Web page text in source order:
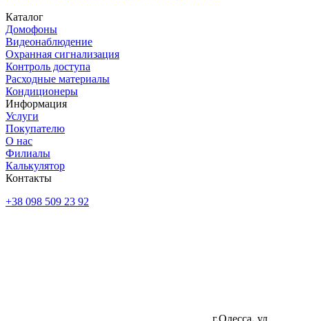
Каталог
Домофоны
Видеонаблюдение
Охранная сигнализация
Контроль доступа
Расходные материалы
Кондиционеры
Информация
Услуги
Покупателю
О нас
Филиалы
Калькулятор
Контакты
+38 098 509 23 92
г.Одесса, ул